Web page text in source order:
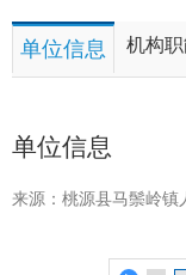
单位信息 机构
单位信息
来源：桃源县马鬃岭镇